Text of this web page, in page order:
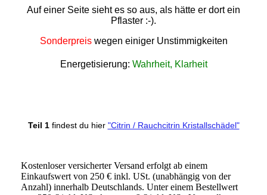
Auf einer Seite sieht es so aus, als hätte er dort ein
Pflaster :-).
Sonderpreiswegen einiger Unstimmigkeiten
Energetisierung: Wahrheit, Klarheit
Teil 1findest du hier "Citrin / Rauchcitrin Kristallschädel"
Kostenloser versicherter Versand erfolgt ab einem
Einkaufswert von 250 € inkl. USt. (unabhängig von der
Anzahl) innerhalb Deutschlands. Unter einem Bestellwert